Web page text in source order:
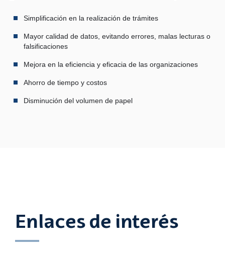
Simplificación en la realización de trámites
Mayor calidad de datos, evitando errores, malas lecturas o
falsificaciones
Mejora en la eficiencia y eficacia de las organizaciones
Ahorro de tiempo y costos
Disminución del volumen de papel
Enlaces de interés